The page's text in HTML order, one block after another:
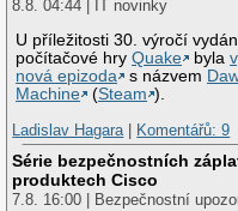
8.8. 04:44 | IT novinky
U příležitosti 30. výročí
počítačové hryQuake byla
nová epizoda
s názvem
Machine
(Steam ).
Ladislav Hagara
Komentářů: 9
Série bezpečnostních
produktech Cisco
7.8. 16:00 | Bezpečnostní